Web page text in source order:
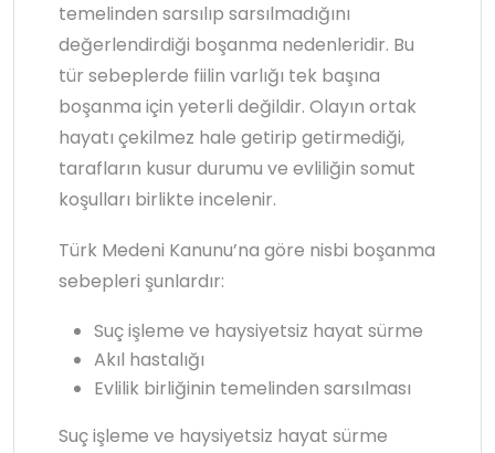
temelinden sarsılıp sarsılmadığını
değerlendirdiği boşanma nedenleridir. Bu
tür sebeplerde fiilin varlığı tek başına
boşanma için yeterli değildir. Olayın ortak
hayatı çekilmez hale getirip getirmediği,
tarafların kusur durumu ve evliliğin somut
koşulları birlikte incelenir.
Türk Medeni Kanunu’na göre nisbi boşanma
sebepleri şunlardır:
Suç işleme ve haysiyetsiz hayat sürme
Akıl hastalığı
Evlilik birliğinin temelinden sarsılması
Suç işleme ve haysiyetsiz hayat sürme